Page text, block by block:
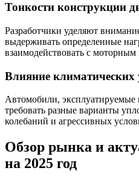
Тонкости конструкции
Разработчики уделяют
выдерживать определенные
взаимодействовать с моторным
Влияние климатических
Автомобили, эксплуатируемые
требовать разные варианты
колебаний и агрессивных
Обзор рынка и
на 2025 год